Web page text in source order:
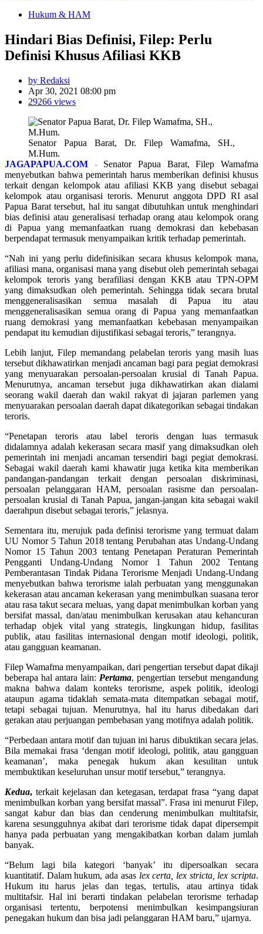
Hukum & HAM
Hindari Bias Definisi, Filep: Perlu
Definisi Khusus Afiliasi KKB
by Redaksi
Apr 30, 2021 08:00 pm
29266 views
Senator Papua Barat, Dr. Filep Wamafma, SH.,
M.Hum.
JAGAPAPUA.COM - Senator Papua Barat, Filep Wamafma
menyebutkan bahwa pemerintah harus memberikan definisi khusus
terkait dengan kelompok atau afiliasi KKB yang disebut sebagai
kelompok atau organisasi teroris. Menurut anggota DPD RI asal
Papua Barat tersebut, hal itu sangat dibutuhkan untuk menghindari
bias definisi atau generalisasi terhadap orang atau kelompok orang
di Papua yang memanfaatkan ruang demokrasi dan kebebasan
berpendapat termasuk menyampaikan kritik terhadap pemerintah.
“Nah ini yang perlu didefinisikan secara khusus kelompok mana,
afiliasi mana, organisasi mana yang disebut oleh pemerintah sebagai
kelompok teroris yang berafiliasi dengan KKB atau TPN-OPM
yang dimaksudkan oleh pemerintah. Sehingga tidak secara brutal
menggeneralisasikan semua masalah di Papua itu atau
menggeneralisasikan semua orang di Papua yang memanfaatkan
ruang demokrasi yang memanfaatkan kebebasan menyampaikan
pendapat itu kemudian dijustifikasi sebagai teroris,” terangnya.
Lebih lanjut, Filep memandang pelabelan teroris yang masih luas
tersebut dikhawatirkan menjadi ancaman bagi para pegiat demokrasi
yang menyuarakan persoalan-persoalan krusial di Tanah Papua.
Menurutnya, ancaman tersebut juga dikhawatirkan akan dialami
seorang wakil daerah dan wakil rakyat di jajaran parlemen yang
menyuarakan persoalan daerah dapat dikategorikan sebagai tindakan
teroris.
“Penetapan teroris atau label teroris dengan luas termasuk
didalamnya adalah kekerasan secara masif yang dimaksudkan oleh
pemerintah ini menjadi ancaman tersendiri bagi pegiat demokrasi.
Sebagai wakil daerah kami khawatir juga ketika kita memberikan
pandangan-pandangan terkait dengan persoalan diskriminasi,
persoalan pelanggaran HAM, persoalan rasisme dan persoalan-
persoalan krusial di Tanah Papua, jangan-jangan kita sebagai wakil
daerahpun disebut sebagai teroris,” jelasnya.
Sementara itu, merujuk pada definisi terorisme yang termuat dalam
UU Nomor 5 Tahun 2018 tentang Perubahan atas Undang-Undang
Nomor 15 Tahun 2003 tentang Penetapan Peraturan Pemerintah
Pengganti Undang-Undang Nomor 1 Tahun 2002 Tentang
Pemberantasan Tindak Pidana Terorisme Menjadi Undang-Undang
menyebutkan bahwa terorisme ialah perbuatan yang menggunakan
kekerasan atau ancaman kekerasan yang menimbulkan suasana teror
atau rasa takut secara meluas, yang dapat menimbulkan korban yang
bersifat massal, dan/atau menimbulkan kerusakan atau kehancuran
terhadap objek vital yang strategis, lingkungan hidup, fasilitas
publik, atau fasilitas internasional dengan motif ideologi, politik,
atau gangguan keamanan.
Filep Wamafma menyampaikan, dari pengertian tersebut dapat dikaji
beberapa hal antara lain: Pertama, pengertian tersebut mengandung
makna bahwa dalam konteks terorisme, aspek politik, ideologi
ataupun agama tidaklah semata-mata ditempatkan sebagai motif,
tetapi sebagai tujuan. Menurutnya, hal itu harus dibedakan dari
gerakan atau perjuangan pembebasan yang motifnya adalah politik.
“Perbedaan antara motif dan tujuan ini harus dibuktikan secara jelas.
Bila memakai frasa ‘dengan motif ideologi, politik, atau gangguan
keamanan’, maka penegak hukum akan kesulitan untuk
membuktikan keseluruhan unsur motif tersebut,” terangnya.
Kedua, terkait kejelasan dan ketegasan, terdapat frasa “yang dapat
menimbulkan korban yang bersifat massal”. Frasa ini menurut Filep,
sangat kabur dan bias dan cenderung menimbulkan multitafsir,
karena sesungguhnya akibat dari terorisme tidak dapat dipersempit
hanya pada perbuatan yang mengakibatkan korban dalam jumlah
banyak.
“Belum lagi bila kategori ‘banyak’ itu dipersoalkan secara
kuantitatif. Dalam hukum, ada asas lex certa, lex stricta, lex scripta.
Hukum itu harus jelas dan tegas, tertulis, atau artinya tidak
multitafsir. Hal ini berarti tindakan pelabelan terorisme terhadap
organisasi tertentu, berpotensi menimbulkan kesimpangsiuran
penegakan hukum dan bisa jadi pelanggaran HAM baru,” ujarnya.